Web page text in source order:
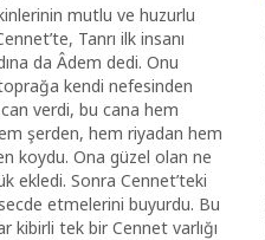
mutlu ve huzurlu
Tanrı ilk insanı
da Âdem dedi. Onu
kendi nefesinden
verdi, bu cana hem
şerden, hem riyadan hem
koydu. Ona güzel olan ne
ekledi. Sonra Cennet’teki
etmelerini buyurdu. Bu
kibirli tek bir Cennet varlığı